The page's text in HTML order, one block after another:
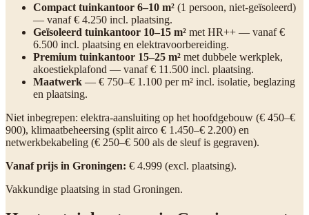
Compact tuinkantoor 6–10 m² (1 persoon, niet-geïsoleerd)
— vanaf € 4.250 incl. plaatsing.
Geïsoleerd tuinkantoor 10–15 m² met HR++ — vanaf €
6.500 incl. plaatsing en elektravoorbereiding.
Premium tuinkantoor 15–25 m² met dubbele werkplek,
akoestiekplafond — vanaf € 11.500 incl. plaatsing.
Maatwerk — € 750–€ 1.100 per m² incl. isolatie, beglazing
en plaatsing.
Niet inbegrepen: elektra-aansluiting op het hoofdgebouw (€ 450–€
900), klimaatbeheersing (split airco € 1.450–€ 2.200) en
netwerkbekabeling (€ 250–€ 500 als de sleuf is gegraven).
Vanaf prijs in Groningen: € 4.999 (excl. plaatsing).
Vakkundige plaatsing in stad Groningen.